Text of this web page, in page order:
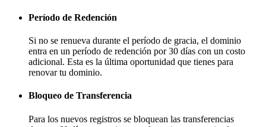
Período de Redención
Si no se renueva durante el período de gracia, el dominio
entra en un período de redención por 30 días con un costo
adicional. Esta es la última oportunidad que tienes para
renovar tu dominio.
Bloqueo de Transferencia
Para los nuevos registros se bloquean las transferencias